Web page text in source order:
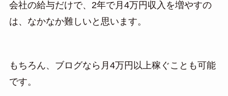
会社の給与だけで、2年で月4万円収入を増やすの
は、なかなか難しいと思います。
もちろん、ブログなら月4万円以上稼ぐことも可能
です。